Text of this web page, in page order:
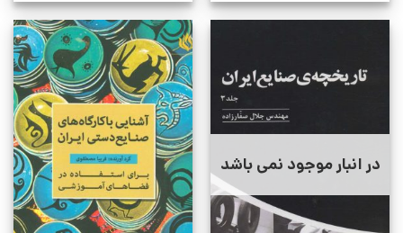
در انبار موجود نمی باشد